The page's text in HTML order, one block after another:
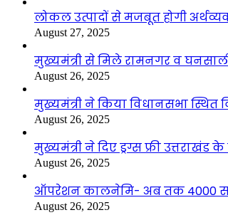
लोकल उत्पादों से मजबूत होगी
August 27, 2025
मुख्यमंत्री से मिले रामनगर व
August 26, 2025
मुख्यमंत्री ने किया विधानसभा स्थित
August 26, 2025
मुख्यमंत्री ने दिए ड्रग्स फ्री
August 26, 2025
ऑपरेशन कालनेमि- अब तक 4000
August 26, 2025